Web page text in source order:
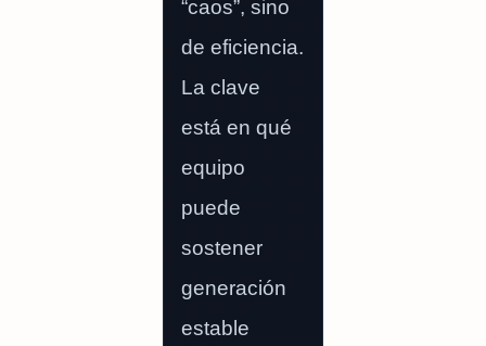
“caos”, sino
de eficiencia.
La clave
está en qué
equipo
puede
sostener
generación
estable